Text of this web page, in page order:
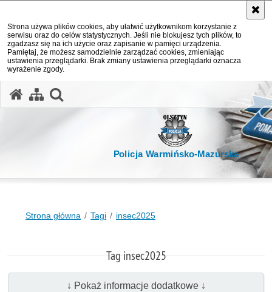
Strona używa plików cookies, aby ułatwić użytkownikom korzystanie z
serwisu oraz do celów statystycznych. Jeśli nie blokujesz tych plików, to
zgadzasz się na ich użycie oraz zapisanie w pamięci urządzenia.
Pamiętaj, że możesz samodzielnie zarządzać cookies, zmieniając
ustawienia przeglądarki. Brak zmiany ustawienia przeglądarki oznacza
wyrażenie zgody.
Policja Warmińsko-Mazurska
Strona główna Tagi insec2025
Tag insec2025
↓ Pokaż informacje dodatkowe ↓